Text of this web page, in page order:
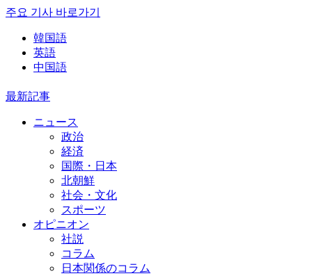
주요 기사 바로가기
韓国語
英語
中国語
最新記事
ニュース
政治
経済
国際・日本
北朝鮮
社会・文化
スポーツ
オピニオン
社説
コラム
日本関係のコラム